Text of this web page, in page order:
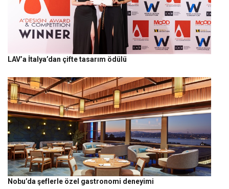
LAV’a İtalya’dan çifte tasarım ödülü
Nobu’da şeflerle özel gastronomi deneyimi